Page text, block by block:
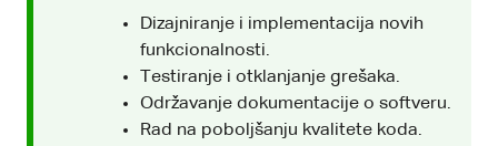
Dizajniranje i implementacija novih
funkcionalnosti.
Testiranje i otklanjanje grešaka.
Održavanje dokumentacije o softveru.
Rad na poboljšanju kvalitete koda.